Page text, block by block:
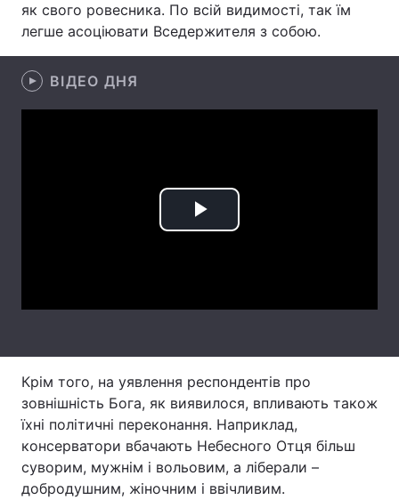
Відео з Youtube Статті
як свого ровесника. По всій видимості, так їм
легше асоціювати Вседержителя з собою.
ВІДЕО ДНЯ
Play
Крім того, на уявлення респондентів про
зовнішність Бога, як виявилося, впливають також
їхні політичні переконання. Наприклад,
консерватори вбачають Небесного Отця більш
суворим, мужнім і вольовим, а ліберали –
добродушним, жіночним і ввічливим.